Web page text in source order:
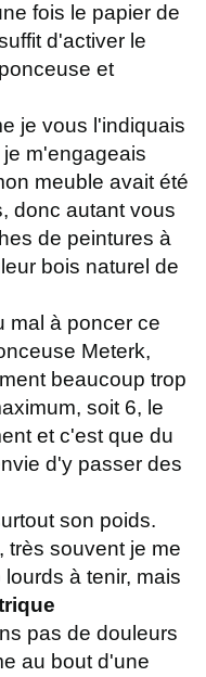
fois le papier de
d'activer le
et
je vous l'indiquais
m'engageais
meuble avait été
donc autant vous
de peintures à
bois naturel de
mal à poncer ce
Meterk,
beaucoup trop
soit 6, le
et c'est que du
d'y passer des
son poids.
très souvent je me
à tenir, mais
pas de douleurs
au bout d'une